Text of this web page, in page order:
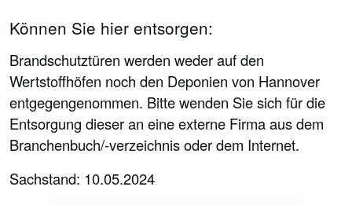
Können Sie hier entsorgen:
Brandschutztüren werden weder auf den
Wertstoffhöfen noch den Deponien von Hannover
entgegengenommen. Bitte wenden Sie sich für die
Entsorgung dieser an eine externe Firma aus dem
Branchenbuch/-verzeichnis oder dem Internet.
Sachstand: 10.05.2024